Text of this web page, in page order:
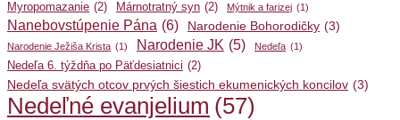
Myropomazanie (2) Márnotratný syn (2) Mýtnik a farizej (1)
Nanebovstúpenie Pána (6) Narodenie Bohorodičky (3)
Narodenie Ježiša Krista (1) Narodenie JK (5) Nedeľa (1)
Nedeľa 6. týždňa po Päťdesiatnici (2)
Nedeľa svätých otcov prvých šiestich ekumenických koncilov (3)
Nedeľné evanjelium (57)